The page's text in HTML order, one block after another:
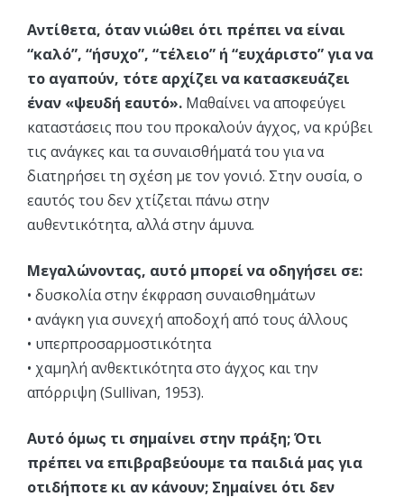
Αντίθετα, όταν νιώθει ότι πρέπει να είναι
“καλό”, “ήσυχο”, “τέλειο” ή “ευχάριστο” για να
το αγαπούν, τότε αρχίζει να κατασκευάζει
έναν «ψευδή εαυτό». Μαθαίνει να αποφεύγει
καταστάσεις που του προκαλούν άγχος, να κρύβει
τις ανάγκες και τα συναισθήματά του για να
διατηρήσει τη σχέση με τον γονιό. Στην ουσία, ο
εαυτός του δεν χτίζεται πάνω στην
αυθεντικότητα, αλλά στην άμυνα.
Μεγαλώνοντας, αυτό μπορεί να οδηγήσει σε:
• δυσκολία στην έκφραση συναισθημάτων
• ανάγκη για συνεχή αποδοχή από τους άλλους
• υπερπροσαρμοστικότητα
• χαμηλή ανθεκτικότητα στο άγχος και την
απόρριψη (Sullivan, 1953).
Αυτό όμως τι σημαίνει στην πράξη; Ότι
πρέπει να επιβραβεύουμε τα παιδιά μας για
οτιδήποτε κι αν κάνουν; Σημαίνει ότι δεν